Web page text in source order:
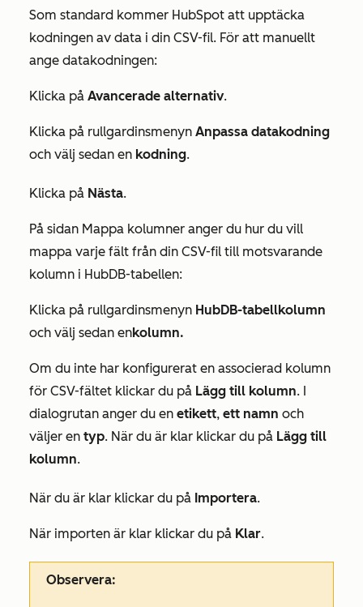
Som standard kommer HubSpot att upptäcka
kodningen av data i din CSV-fil. För att manuellt
ange datakodningen:
Klicka på Avancerade alternativ.
Klicka på rullgardinsmenyn Anpassa datakodning
och välj sedan en kodning.
Klicka på Nästa.
På sidan Mappa kolumner anger du hur du vill
mappa varje fält från din CSV-fil till motsvarande
kolumn i HubDB-tabellen:
Klicka på rullgardinsmenyn HubDB-tabellkolumn
och välj sedan enkolumn.
Om du inte har konfigurerat en associerad kolumn
för CSV-fältet klickar du på Lägg till kolumn. I
dialogrutan anger du en etikett, ett namn och
väljer en typ. När du är klar klickar du på Lägg till
kolumn.
När du är klar klickar du på Importera.
När importen är klar klickar du på Klar.
Observera: